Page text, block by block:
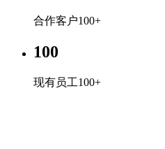
合作客户100+
100
现有员工100+